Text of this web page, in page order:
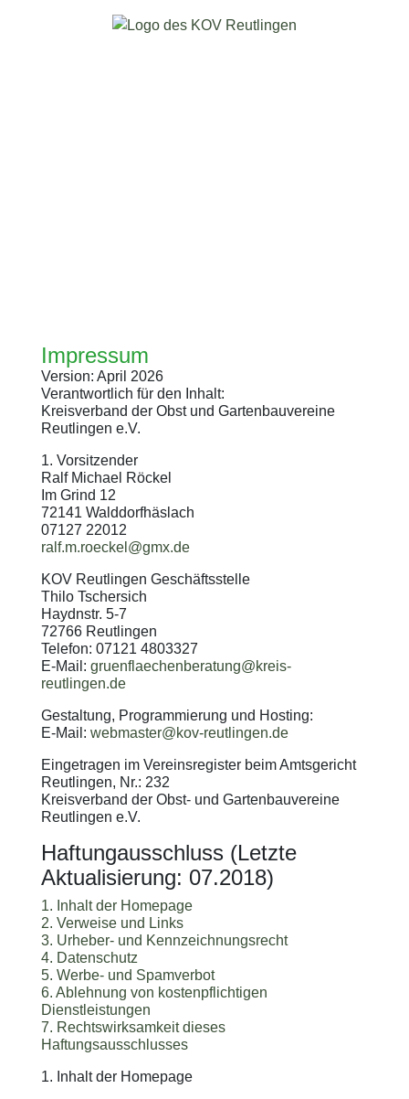
Impressum
Version: April 2026
Verantwortlich für den Inhalt:
Kreisverband der Obst und Gartenbauvereine
Reutlingen e.V.
1. Vorsitzender
Ralf Michael Röckel
Im Grind 12
72141 Walddorfhäslach
07127 22012
ralf.m.roeckel@gmx.de
KOV Reutlingen Geschäftsstelle
Thilo Tschersich
Haydnstr. 5-7
72766 Reutlingen
Telefon: 07121 4803327
E-Mail: gruenflaechenberatung@kreis-
reutlingen.de
Gestaltung, Programmierung und Hosting:
E-Mail: webmaster@kov-reutlingen.de
Eingetragen im Vereinsregister beim Amtsgericht
Reutlingen, Nr.: 232
Kreisverband der Obst- und Gartenbauvereine
Reutlingen e.V.
Haftungausschluss (Letzte
Aktualisierung: 07.2018)
1. Inhalt der Homepage
2. Verweise und Links
3. Urheber- und Kennzeichnungsrecht
4. Datenschutz
5. Werbe- und Spamverbot
6. Ablehnung von kostenpflichtigen
Dienstleistungen
7. Rechtswirksamkeit dieses
Haftungsausschlusses
1. Inhalt der Homepage